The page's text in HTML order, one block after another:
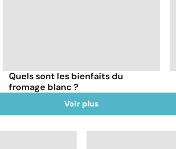
Quels sont les bienfaits du
fromage blanc ?
Voir plus